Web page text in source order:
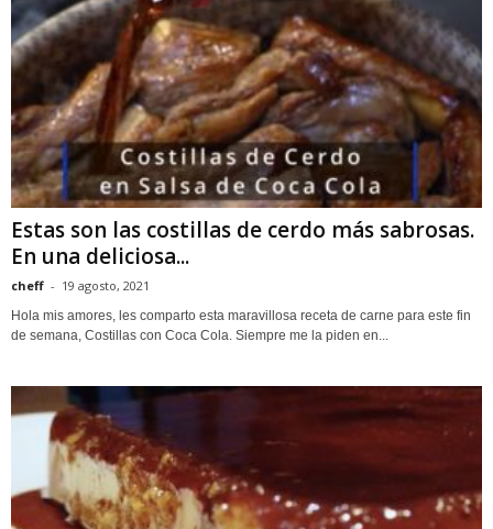
Estas son las costillas de cerdo más sabrosas.
En una deliciosa...
cheff - 19 agosto, 2021
Hola mis amores, les comparto esta maravillosa receta de carne para este fin
de semana, Costillas con Coca Cola. Siempre me la piden en...